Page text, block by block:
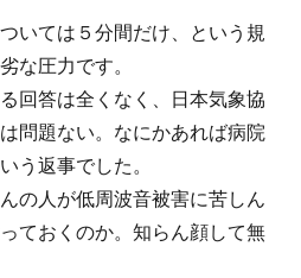
いては５分間だけ、 という規
な圧力です。
回答は全くなく、 日本気象協
問題ない。 なにかあれば病院
う返事でした。
の人が低周波音被害に苦しん
ておくのか。知らん顔して無